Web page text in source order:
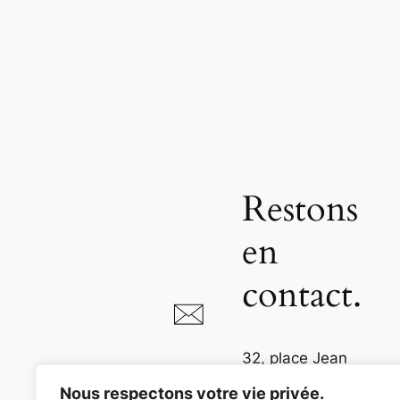
Nous respectons votre vie privée.
Restons
en
contact.
32, place Jean